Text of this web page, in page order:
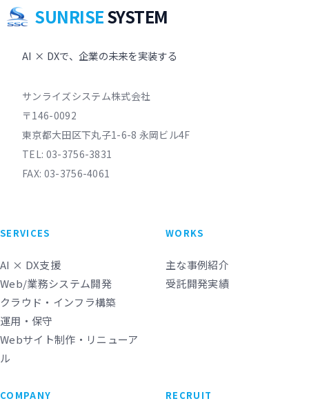
SUNRISESYSTEM
AI × DXで、企業の未来を実装する
サンライズシステム株式会社
〒146-0092
東京都大田区下丸子1-6-8 永岡ビル4F
TEL: 03-3756-3831
FAX: 03-3756-4061
SERVICES
AI × DX支援
Web/業務システム開発
クラウド・インフラ構築
運用・保守
Webサイト制作・リニューア
ル
WORKS
主な事例紹介
受託開発実績
COMPANY RECRUIT